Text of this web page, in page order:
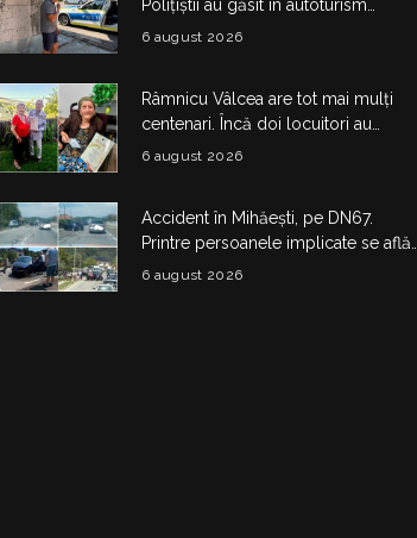
Polițiștii au găsit în autoturism
obiecte și substanțe suspecte
6 august 2026
Râmnicu Vâlcea are tot mai mulți
centenari. Încă doi locuitori au
împlinit 100 de ani în doar câteva zile
6 august 2026
Accident în Mihăești, pe DN67.
Printre persoanele implicate se află
și doi copii
6 august 2026